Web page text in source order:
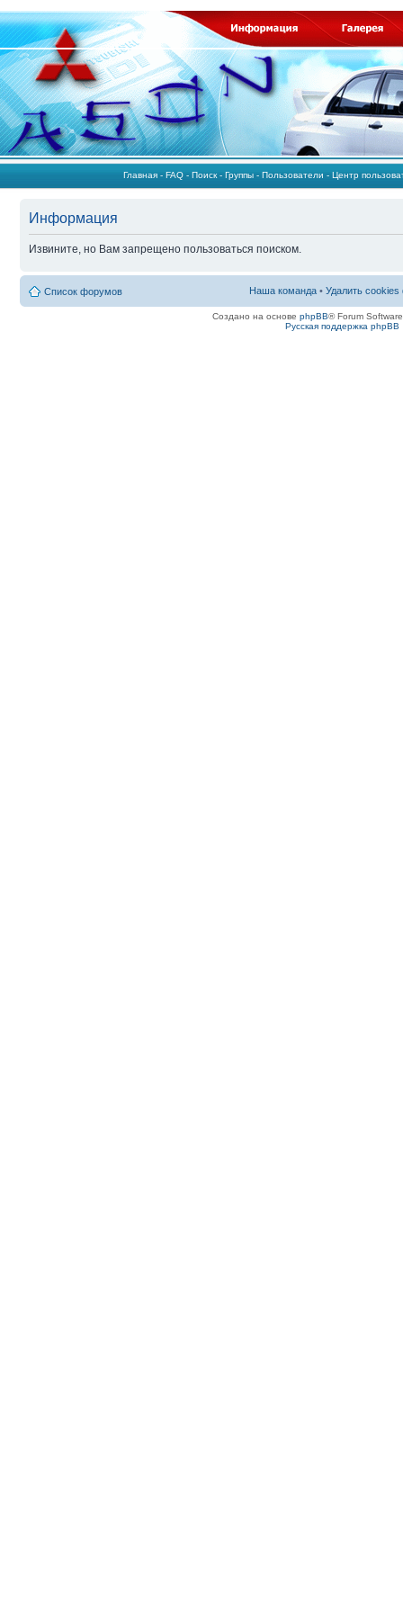
Главная - FAQ - Поиск - Группы - Пользователи - Центр
Информация
Извините, но Вам запрещено пользоваться поиском.
Список форумов Наша команда • Удалить
Создано на основе phpBB® Forum
Русская поддержка phpBB